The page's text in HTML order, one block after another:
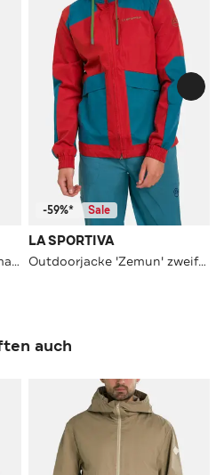
Outdoorjacke 'Mythic Primaloft' mehrfarbig
-59%* Sale
LA SPORTIVA
Outdoorjacke 'Zemun' zweifarbig
auch